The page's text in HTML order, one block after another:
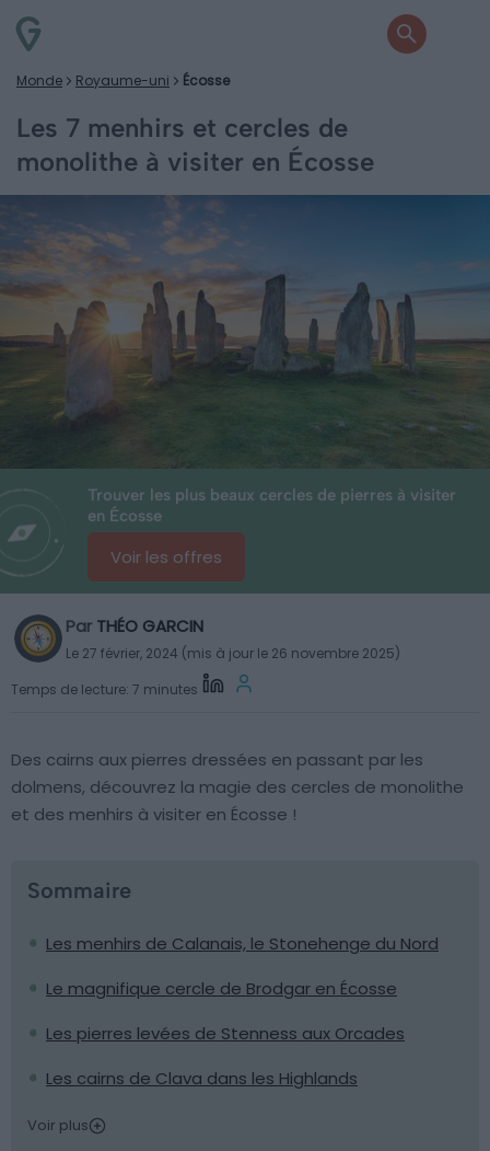
Monde Royaume-uni Écosse
Les 7 menhirs et cercles de
monolithe à visiter en Écosse
Trouver les plus beaux cercles de pierres à visiter
en Écosse
Voir les offres
Par THÉO GARCIN
Le 27 février, 2024 (mis à jour le 26 novembre 2025)
Temps de lecture: 7 minutes
Des cairns aux pierres dressées en passant par les
dolmens, découvrez la magie des cercles de monolithe
et des menhirs à visiter en Écosse !
Sommaire
Les menhirs de Calanais, le Stonehenge du Nord
Le magnifique cercle de Brodgar en Écosse
Les pierres levées de Stenness aux Orcades
Les cairns de Clava dans les Highlands
Voir plus